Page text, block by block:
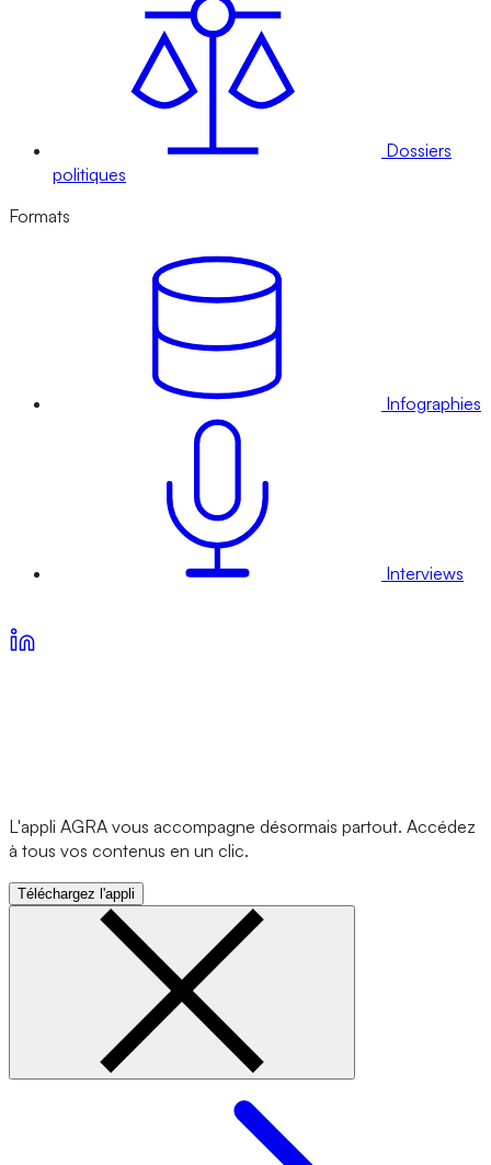
Dossiers
politiques
Formats
Infographies
Interviews
L'appli AGRA vous accompagne désormais partout. Accédez
à tous vos contenus en un clic.
Téléchargez l'appli